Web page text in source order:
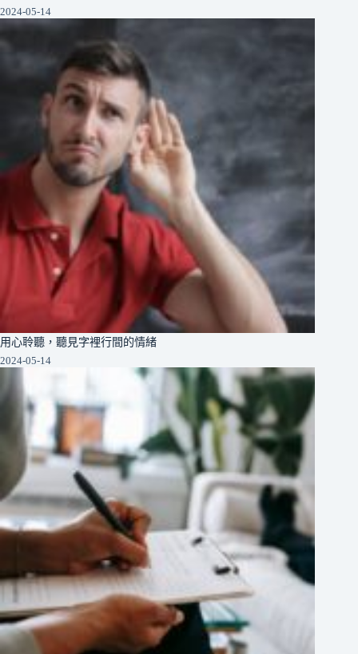
2024-05-14
用心聆聽，聽見字裡行間的情緒
2024-05-14